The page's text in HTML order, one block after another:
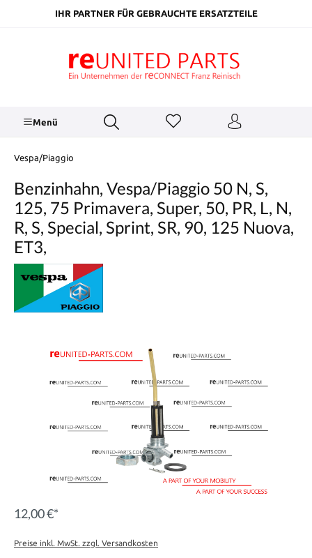
springenIHR PARTNER FÜR GEBRAUCHTE ERSATZTEILE
Menü
Vespa/Piaggio
Benzinhahn, Vespa/Piaggio 50 N, S,
125, 75 Primavera, Super, 50, PR, L, N,
R, S, Special, Sprint, SR, 90, 125 Nuova,
ET3,
12,00 €*
Preise inkl. MwSt. zzgl. Versandkosten